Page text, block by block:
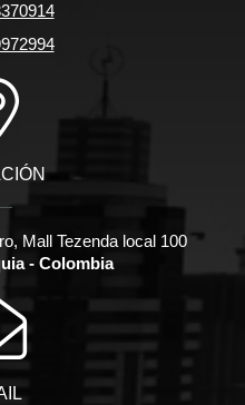
Mall Tezenda local 100
- Colombia